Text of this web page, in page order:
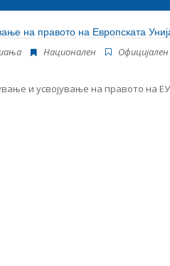
Име, опис или клучен збор
на правото на Европската
Национален
и усвојување на правото на ЕУ